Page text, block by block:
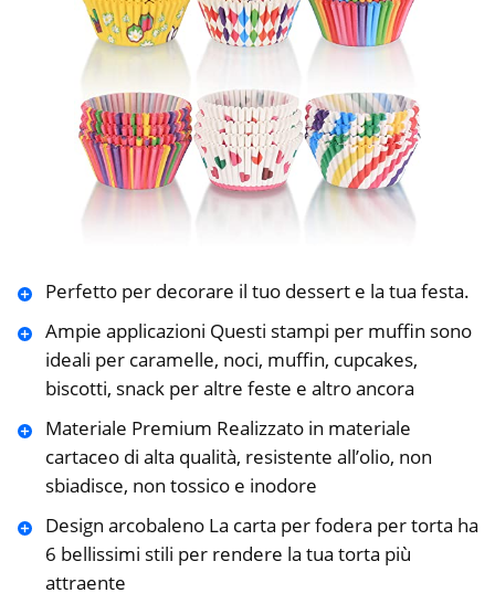
Perfetto per decorare il tuo dessert e la tua festa.
Ampie applicazioni Questi stampi per muffin sono
ideali per caramelle, noci, muffin, cupcakes,
biscotti, snack per altre feste e altro ancora
Materiale Premium Realizzato in materiale
cartaceo di alta qualità, resistente all’olio, non
sbiadisce, non tossico e inodore
Design arcobaleno La carta per fodera per torta ha
6 bellissimi stili per rendere la tua torta più
attraente